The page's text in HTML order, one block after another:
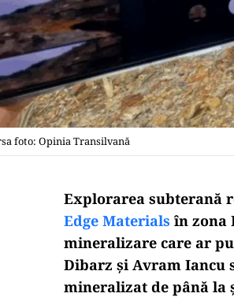
foto: Opinia Transilvană
Explorarea subterană
Edge Materials în zona
mineralizare care ar
Dibarz și Avram Iancu
mineralizat de până la